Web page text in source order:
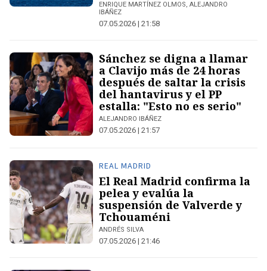
ENRIQUE MARTÍNEZ OLMOS, ALEJANDRO
IBÁÑEZ
07.05.2026 | 21:58
Sánchez se digna a llamar
a Clavijo más de 24 horas
después de saltar la crisis
del hantavirus y el PP
estalla: "Esto no es serio"
ALEJANDRO IBÁÑEZ
07.05.2026 | 21:57
REAL MADRID
El Real Madrid confirma la
pelea y evalúa la
suspensión de Valverde y
Tchouaméni
ANDRÉS SILVA
07.05.2026 | 21:46